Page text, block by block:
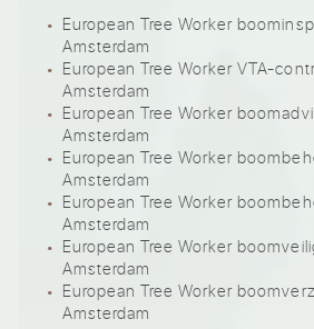
European Tree Worker
Amsterdam
European Tree Worker VTA-
Amsterdam
European Tree Worker
Amsterdam
European Tree Worker
Amsterdam
European Tree Worker
Amsterdam
European Tree Worker
Amsterdam
European Tree Worker
Amsterdam